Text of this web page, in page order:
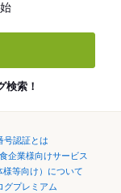
検索！
号認証とは
企業様向けサービス
様等向け）について
グプレミアム